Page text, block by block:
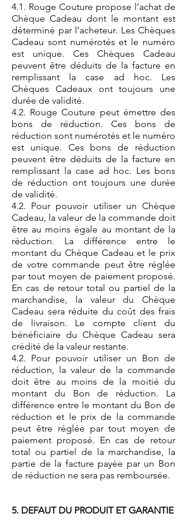
4.1. Rouge Couture propose l’achat de
Chèque Cadeau dont le montant est
déterminé par l’acheteur. Les Chèques
Cadeau sont numérotés et le numéro
est unique. Ces Chèques Cadeau
peuvent être déduits de la facture en
remplissant la case ad hoc. Les
Chèques Cadeaux ont toujours une
durée de validité.
4.2. Rouge Couture peut émettre des
bons de réduction. Ces bons de
réduction sont numérotés et le numéro
est unique. Ces bons de réduction
peuvent être déduits de la facture en
remplissant la case ad hoc. Les bons
de réduction ont toujours une durée
de validité.
4.2. Pour pouvoir utiliser un Chèque
Cadeau, la valeur de la commande doit
être au moins égale au montant de la
réduction. La différence entre le
montant du Chèque Cadeau et le prix
de votre commande peut être réglée
par tout moyen de paiement proposé.
En cas de retour total ou partiel de la
marchandise, la valeur du Chèque
Cadeau sera réduite du coût des frais
de livraison. Le compte client du
bénéficiaire du Chèque Cadeau sera
crédité de la valeur restante.
4.2. Pour pouvoir utiliser un Bon de
réduction, la valeur de la commande
doit être au moins de la moitié du
montant du Bon de réduction. La
différence entre le montant du Bon de
réduction et le prix de la commande
peut être réglée par tout moyen de
paiement proposé. En cas de retour
total ou partiel de la marchandise, la
partie de la facture payée par un Bon
de réduction ne sera pas remboursée.
5. DEFAUT DU PRODUIT ET GARANTIE